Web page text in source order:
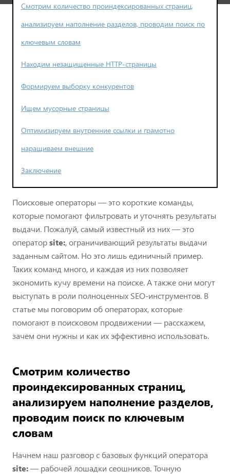
Смотрим количество проиндексированных страниц,
анализируем наполнение разделов, проводим поиск по
ключевым словам
Находим незащищенные HTTP-страницы
Формируем выборку конкурентов
Ищем мусорные страницы
Оптимизируем внутренние ссылки и грамотно
наращиваем внешние
Заключение
Поисковые операторы — это короткие команды,
которые помогают фильтровать и уточнять результаты
выдачи. Пожалуй, самый известный из них — это
операторsite:, ограничивающий результаты выдачи
заданным сайтом. Но это лишь единичный пример.
Таких команд много, и каждая из них позволяет
экономить кучу времени на поиске. А также они могут
выступать в роли полноценных SEO-инструментов. В
статье мы поговорим об операторах, которые
помогают в поисковом продвижении — расскажем,
зачем они нужны и как их эффективно использовать.
Смотрим количество
проиндексированных страниц,
анализируем наполнение разделов,
проводим поиск по ключевым
словам
Начнем наш разговор с базовых функций оператора
site:— рабочей лошадки сеошников. Точную